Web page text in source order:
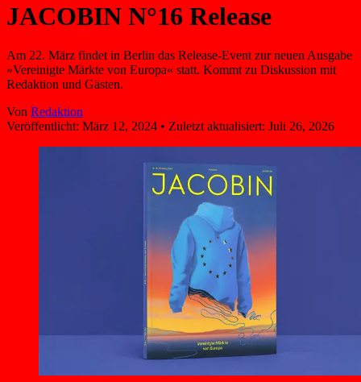
JACOBIN N°16 Release
Am 22. März findet in Berlin das Release-Event zur neuen Ausgabe
»Vereinigte Märkte von Europa« statt. Kommt zu Diskussion mit
Redaktion und Gästen.
Von Redaktion
Veröffentlicht: März 12, 2024 • Zuletzt aktualisiert: Juli 26, 2026